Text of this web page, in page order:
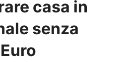
casa in
senza